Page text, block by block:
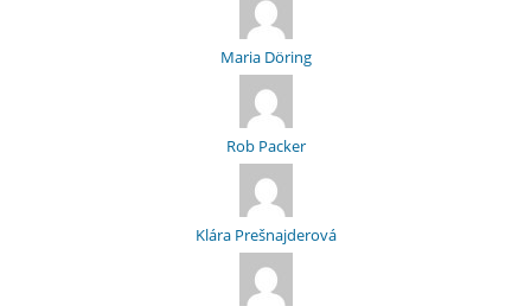
Maria Döring
Rob Packer
Klára Prešnajderová